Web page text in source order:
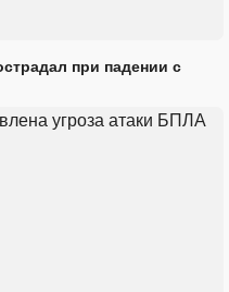
при падении с